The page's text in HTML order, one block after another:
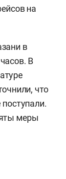
на
в
В
что
меры